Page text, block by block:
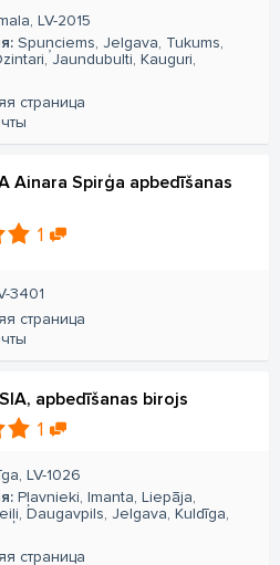
LV-2015
Spuņciems, Jelgava, Tukums,
Jaundubulti, Kauguri,
страница
Ainara Spirģa apbedīšanas
1
3401
страница
apbedīšanas birojs
1
LV-1026
Pļavnieki, Imanta, Liepāja,
Daugavpils, Jelgava, Kuldīga,
страница